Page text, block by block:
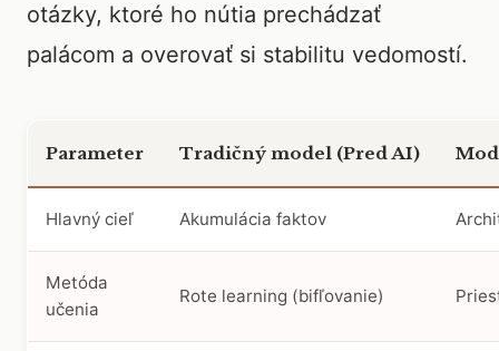
otázky, ktoré ho nútia prechádzať
palácom a overovať si stabilitu vedomostí.
Parameter Tradičný model (Pred AI)
Hlavný cieľ Akumulácia faktov
Metóda
učenia
Rote learning (bifľovanie)